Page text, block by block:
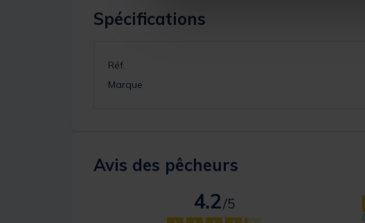
Spécifications
Réf.
Marque
Avis des pêcheurs
4.2
/5